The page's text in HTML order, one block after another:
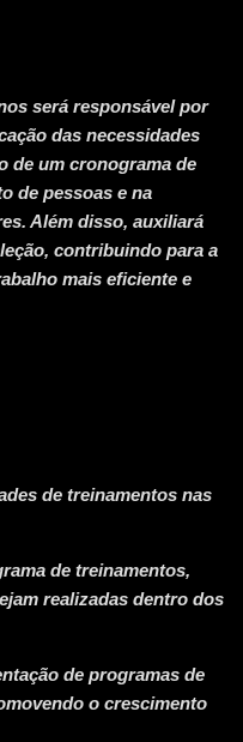
será responsável por
das necessidades
de um cronograma de
de pessoas e na
Além disso, auxiliará
contribuindo para a
mais eficiente e
de treinamentos nas
de treinamentos,
realizadas dentro dos
de programas de
o crescimento